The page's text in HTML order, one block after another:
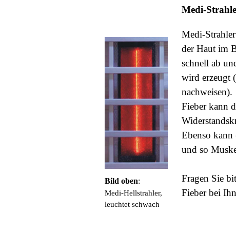
Bild oben:
Medi-Hellstrahler,
leuchtet schwach
Medi-
Medi-
der Haut im
schnell ab
wird erzeugt
nachweisen).
Fieber kann
Ebenso
und so
Fragen Sie
Fieber bei